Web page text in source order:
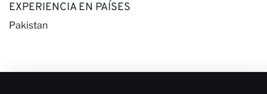
EXPERIENCIA EN PAÍSES
Pakistan